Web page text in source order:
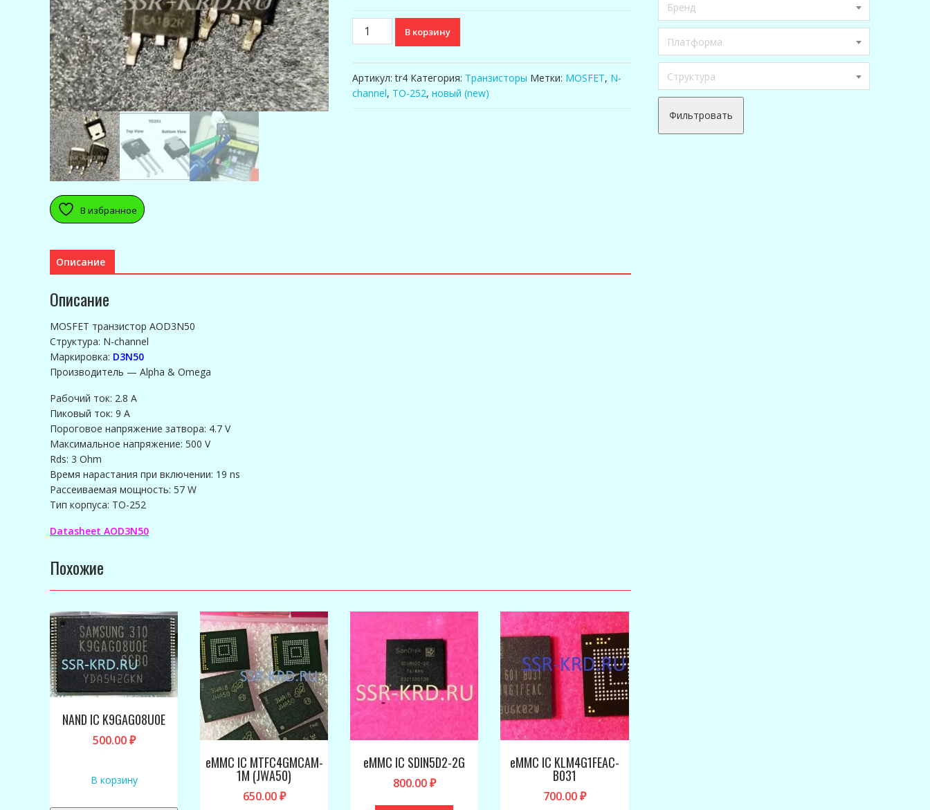
В избранное
Количество
AOD3N50
В корзину
Артикул:tr4 Категория: Транзисторы Метки: MOSFET, N-
channel, TO-252, новый (new)
Описание
Описание
MOSFET транзистор AOD3N50
Структура: N-channel
Маркировка: D3N50
Производитель — Alpha & Omega
Рабочий ток: 2.8 A
Пиковый ток: 9 A
Пороговое напряжение затвора: 4.7 V
Максимальное напряжение: 500 V
Rds: 3 Ohm
Время нарастания при включении: 19 ns
Рассеиваемая мощность: 57 W
Тип корпуса: TO-252
Datasheet AOD3N50
Похожие
NAND IC K9GAG08U0E
500.00₽
В корзину
eMMC IC MTFC4GMCAM-
1M (JWA50)
650.00₽
eMMC IC SDIN5D2-2G
800.00₽
eMMC IC KLM4G1FEAC-
B031
700.00₽
Бренд
Платформа
Структура
Фильтровать